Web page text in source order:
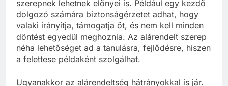
szerepnek lehetnek előnyei is. Például egy kezdő
dolgozó számára biztonságérzetet adhat, hogy
valaki irányítja, támogatja őt, és nem kell minden
döntést egyedül meghoznia. Az alárendelt szerep
néha lehetőséget ad a tanulásra, fejlődésre, hiszen